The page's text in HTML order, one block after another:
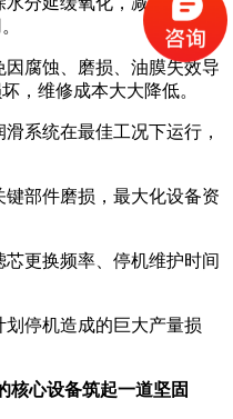
因腐蚀、磨损、油膜失效导
，维修成本大大降低。
滑系统在最佳工况下运行，
键部件磨损，最大化设备资
芯更换频率、停机维护时间
划停机造成的巨大产量损
核心设备筑起一道坚固